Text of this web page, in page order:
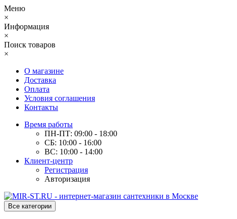
Меню
×
Информация
×
Поиск товаров
×
О магазине
Доставка
Оплата
Условия соглашения
Контакты
Время работы
ПН-ПТ: 09:00 - 18:00
СБ: 10:00 - 16:00
ВС: 10:00 - 14:00
Клиент-центр
Регистрация
Авторизация
Все категории